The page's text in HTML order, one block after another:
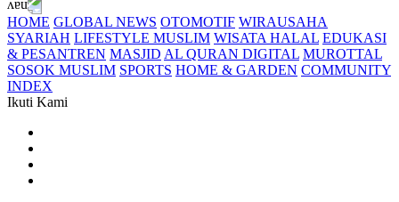
HOME GLOBAL NEWS OTOMOTIF WIRAUSAHA
SYARIAH LIFESTYLE MUSLIM WISATA HALAL EDUKASI
& PESANTREN MASJID AL QURAN DIGITAL MUROTTAL
SOSOK MUSLIM SPORTS HOME & GARDEN COMMUNITY
INDEX
Ikuti Kami